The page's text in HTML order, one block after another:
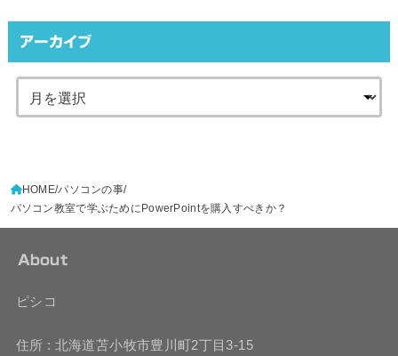
アーカイブ
HOME パソコンの事
パソコン教室で学ぶためにPowerPointを購入すべきか？
About
ピシコ
住所 : 北海道苫小牧市豊川町2丁目3-15